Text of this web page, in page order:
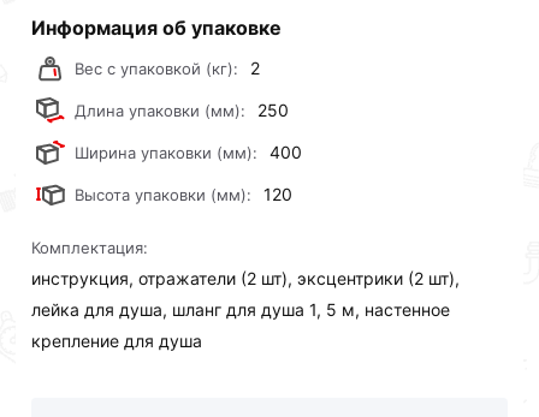
Информация об упаковке
Вес с упаковкой (кг): 2
Длина упаковки (мм): 250
Ширина упаковки (мм): 400
Высота упаковки (мм): 120
Комплектация:
инструкция, отражатели (2 шт), эксцентрики (2 шт),
лейка для душа, шланг для душа 1, 5 м, настенное
крепление для душа